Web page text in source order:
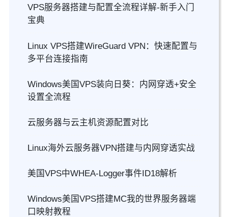
VPS服务器搭建与配置全流程详解-新手入门
宝典
Linux VPS搭建WireGuard VPN：快速配置与
多平台连接指南
Windows美国VPS装向日葵：内网穿透+安全
设置全流程
云服务器与云主机资源配置对比
Linux海外云服务器VPN搭建与内网穿透实战
美国VPS中WHEA-Logger事件ID18解析
Windows美国VPS搭建MC我的世界服务器端
口映射教程